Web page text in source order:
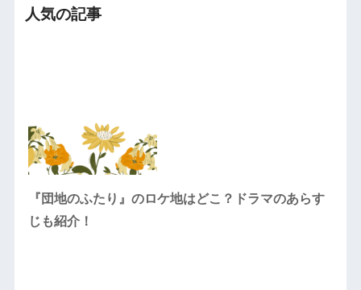
人気の記事
『団地のふたり』のロケ地はどこ？ドラマのあらす
じも紹介！